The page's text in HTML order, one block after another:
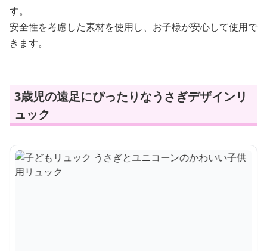
す。
安全性を考慮した素材を使用し、お子様が安心して使用で
きます。
3歳児の遠足にぴったりなうさぎデザインリ
ュック